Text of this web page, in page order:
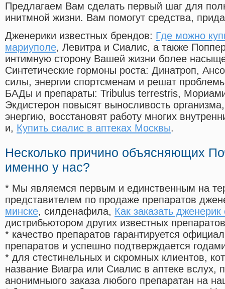
Предлагаем Вам сделать первый шаг для
инитмной жизни. Вам помогут средства,
Дженерики известных брендов: Где можно
мариуполе, Левитра и Сиалис, а также
интимную сторону Вашей жизни более
Синтетические гормоны роста: Динатроп,
силы, энергии спортсменам и решат
БАДы и препараты: Tribulus terrestris,
Экдистерон повысят выносливость
энергию, восстановят работу многих
и, Купить сиалис в аптеках Москвы.
Несколько причино объясняющих
именно у нас?
* Мы являемся первым и единственным на
представителем по продаже препаратов
минске, силденафила, Как заказать
дистрибьютором других известных препаратов
* качество препаратов гарантируется
препаратов и успешно подтверждается
* для стестинельных и скромных клиентов,
название Виагра или Сиалис в аптеке вслух,
анонимныого заказа любого препаратан на